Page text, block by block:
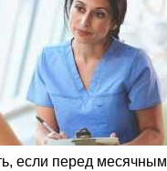
если перед